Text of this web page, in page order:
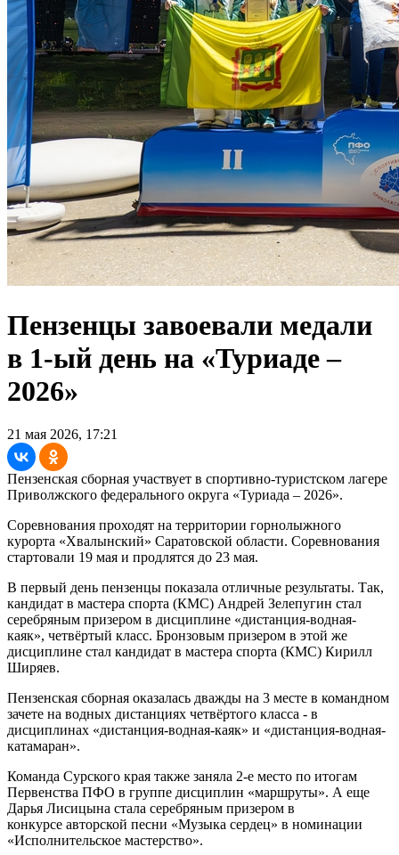
Пензенцы завоевали медали
в 1-ый день на «Туриаде –
2026»
21 мая 2026, 17:21
Пензенская сборная участвует в спортивно-туристском лагере
Приволжского федерального округа «Туриада – 2026».
Соревнования проходят на территории горнолыжного
курорта «Хвалынский» Саратовской области. Соревнования
стартовали 19 мая и продлятся до 23 мая.
В первый день пензенцы показала отличные результаты. Так,
кандидат в мастера спорта (КМС) Андрей Зелепугин стал
серебряным призером в дисциплине «дистанция-водная-
каяк», четвёртый класс. Бронзовым призером в этой же
дисциплине стал кандидат в мастера спорта (КМС) Кирилл
Ширяев.
Пензенская сборная оказалась дважды на 3 месте в командном
зачете на водных дистанциях четвёртого класса - в
дисциплинах «дистанция-водная-каяк» и «дистанция-водная-
катамаран».
Команда Сурского края также заняла 2-е место по итогам
Первенства ПФО в группе дисциплин «маршруты». А еще
Дарья Лисицына стала серебряным призером в
конкурсе авторской песни «Музыка сердец» в номинации
«Исполнительское мастерство».